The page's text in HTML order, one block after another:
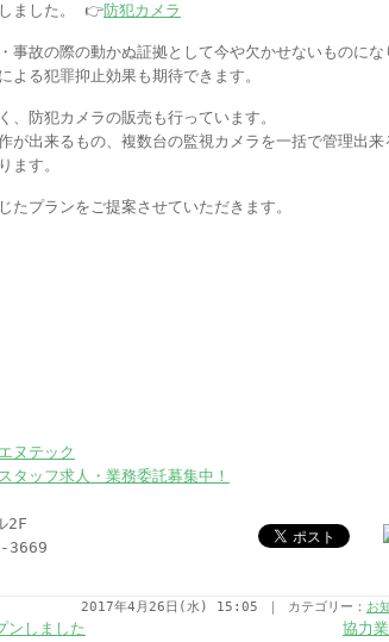
ました。 👉防犯カメラ
事故の際の動かぬ証拠として今や欠かせないものにな
よる犯罪抑止効果も期待できます。
、防犯カメラの販売も行っています。
が出来るもの、複数台の監視カメラを一括で管理出来
ます。
プランをご提案させていただきます。
ヌテック
タッフ求人・業務委託募集中！
2F
3669
2017年4月26日(水) 15:05 ｜ カテゴリー： お
ンしました 協力